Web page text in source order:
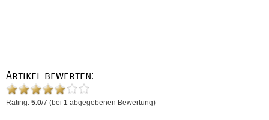
Artikel bewerten:
Rating: 5.0/7 (bei 1 abgegebenen Bewertung)